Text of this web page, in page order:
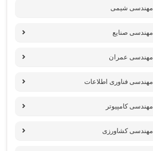
مهندسی شیمی
مهندسی صنایع
مهندسی عمران
مهندسی فناوری اطلاعات
مهندسی کامپیوتر
مهندسی کشاورزی